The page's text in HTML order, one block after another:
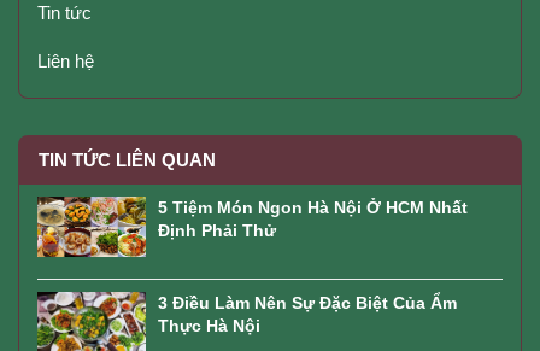
Tin tức
Liên hệ
TIN TỨC LIÊN QUAN
5 Tiệm Món Ngon Hà Nội Ở HCM Nhất
Định Phải Thử
3 Điều Làm Nên Sự Đặc Biệt Của Ẩm
Thực Hà Nội